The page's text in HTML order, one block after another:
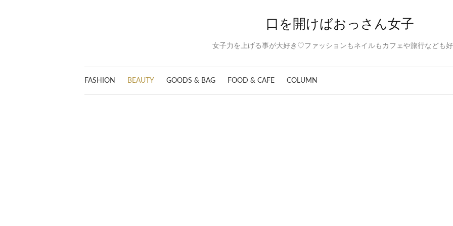
口を開けばおっさん女子
女子力を上げる事が大好き♡ファッションもネイルもカフェや旅行なども好
FASHION BEAUTY GOODS & BAG FOOD & CAFE COLUMN